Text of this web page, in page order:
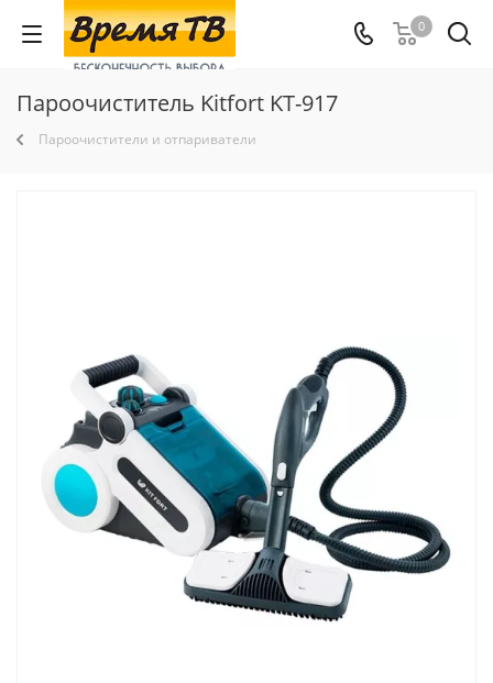
0
Пароочиститель Kitfort KT-917
Пароочистители и отпариватели